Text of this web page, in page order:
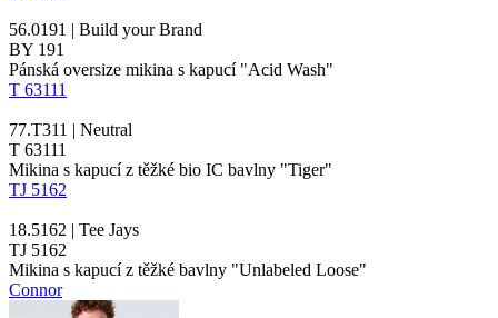
56.0191 | Build your Brand
BY 191
Pánská oversize mikina s kapucí "Acid Wash"
T 63111
77.T311 | Neutral
T 63111
Mikina s kapucí z těžké bio IC bavlny "Tiger"
TJ 5162
18.5162 | Tee Jays
TJ 5162
Mikina s kapucí z těžké bavlny "Unlabeled Loose"
Connor